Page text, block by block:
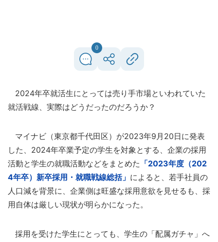
0
2024年卒就活生にとっては売り手市場といわれていた
就活戦線、実際はどうだったのだろうか？
マイナビ（東京都千代田区）が2023年9月20日に発表
した、2024年卒業予定の学生を対象とする、企業の採用
活動と学生の就職活動などをまとめた 「2023年度（202
4年卒）新卒採用・就職戦線総括」 によると、若手社員の
人口減を背景に、企業側は旺盛な採用意欲を見せるも、採
用自体は厳しい現状が明らかになった。
採用を受けた学生にとっても、学生の「配属ガチャ」へ